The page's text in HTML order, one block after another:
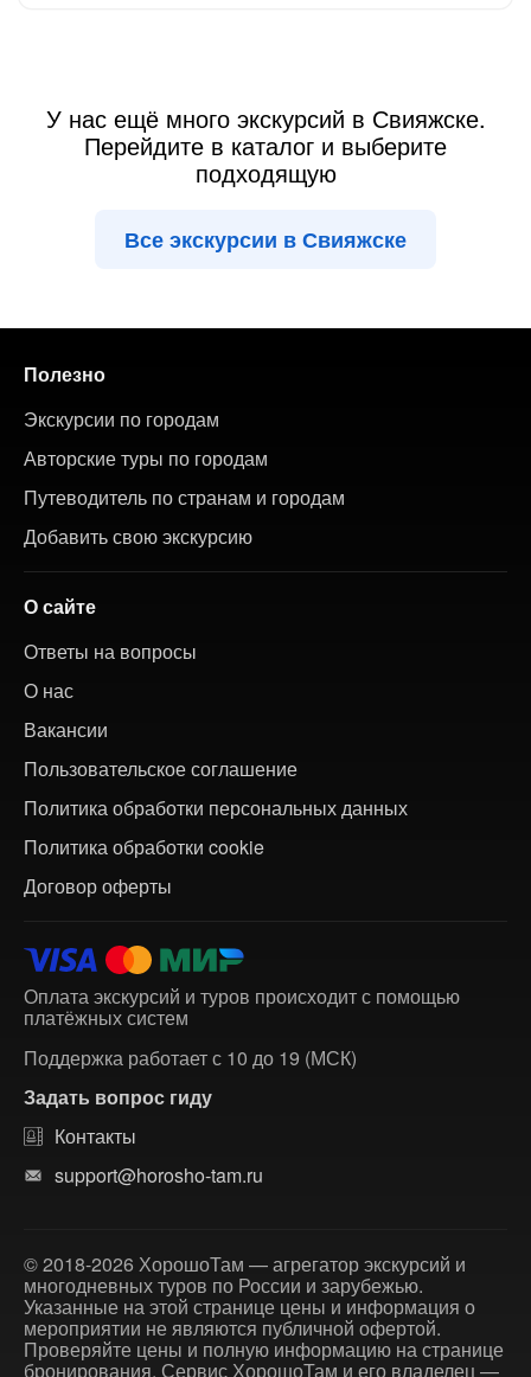
У нас ещё много экскурсий в Свияжске.
Перейдите в каталог и выберите
подходящую
Все экскурсии в Свияжске
Полезно
Экскурсии по городам
Авторские туры по городам
Путеводитель по странам и городам
Добавить свою экскурсию
О сайте
Ответы на вопросы
О нас
Вакансии
Пользовательское соглашение
Политика обработки персональных данных
Политика обработки cookie
Договор оферты
Оплата экскурсий и туров происходит с помощью
платёжных систем
Поддержка работает с 10 до 19 (МСК)
Задать вопрос гиду
Контакты
support@horosho-tam.ru
© 2018-2026 ХорошоТам — агрегатор экскурсий и
многодневных туров по России и зарубежью.
Указанные на этой странице цены и информация о
мероприятии не являются публичной офертой.
Проверяйте цены и полную информацию на странице
бронирования. Сервис ХорошоТам и его владелец —